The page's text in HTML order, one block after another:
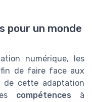
pour un monde
numérique, les
de faire face aux
de cette adaptation
compétences à